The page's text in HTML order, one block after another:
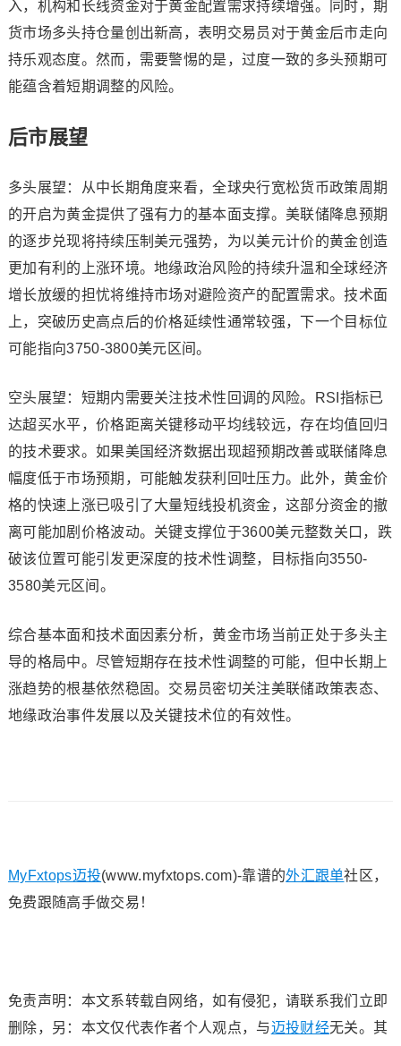
入，机构和长线资金对于黄金配置需求持续增强。同时，期
货市场多头持仓量创出新高，表明交易员对于黄金后市走向
持乐观态度。然而，需要警惕的是，过度一致的多头预期可
能蕴含着短期调整的风险。
后市展望
多头展望：从中长期角度来看，全球央行宽松货币政策周期
的开启为黄金提供了强有力的基本面支撑。美联储降息预期
的逐步兑现将持续压制美元强势，为以美元计价的黄金创造
更加有利的上涨环境。地缘政治风险的持续升温和全球经济
增长放缓的担忧将维持市场对避险资产的配置需求。技术面
上，突破历史高点后的价格延续性通常较强，下一个目标位
可能指向3750-3800美元区间。
空头展望：短期内需要关注技术性回调的风险。RSI指标已
达超买水平，价格距离关键移动平均线较远，存在均值回归
的技术要求。如果美国经济数据出现超预期改善或联储降息
幅度低于市场预期，可能触发获利回吐压力。此外，黄金价
格的快速上涨已吸引了大量短线投机资金，这部分资金的撤
离可能加剧价格波动。关键支撑位于3600美元整数关口，跌
破该位置可能引发更深度的技术性调整，目标指向3550-
3580美元区间。
综合基本面和技术面因素分析，黄金市场当前正处于多头主
导的格局中。尽管短期存在技术性调整的可能，但中长期上
涨趋势的根基依然稳固。交易员密切关注美联储政策表态、
地缘政治事件发展以及关键技术位的有效性。
MyFxtops迈投(www.myfxtops.com)-靠谱的外汇跟单社区，
免费跟随高手做交易！
免责声明：本文系转载自网络，如有侵犯，请联系我们立即
删除，另：本文仅代表作者个人观点，与迈投财经无关。其